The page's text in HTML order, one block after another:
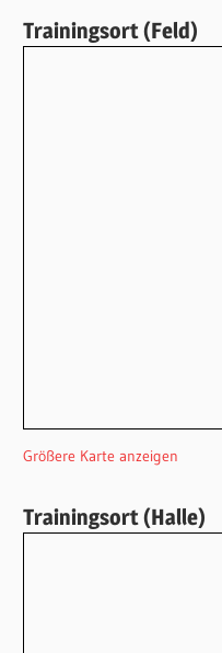
Trainingsort (Feld)
Größere Karte anzeigen
Trainingsort (Halle)